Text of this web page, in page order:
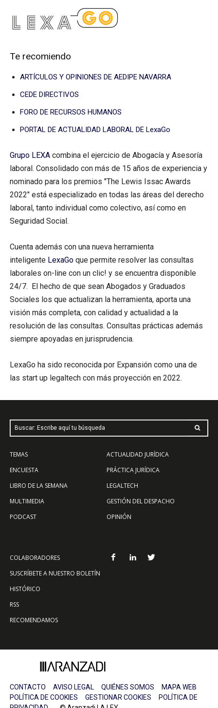
Te recomiendo
ARTÍCULOS Y OPINIONES DE AEDIPE NAVARRA
CEDE DIRECTIVOS
FORO DE RECURSOS HUMANOS
PORTAL DE ACTUALIDAD LABORAL DE LexaGo
Grupo LEXA combina el ejercicio de Abogacía y Asesoría
laboral. Consolidado con más de 15 años de experiencia y
nominado para los premios "The Lewis Issac Awards
2022" está especializado en todas las áreas del derecho
laboral, tanto individual como colectivo, así como en
Seguridad Social.
Cuenta además con una nueva herramienta
inteligente LexaGo que permite resolver las consultas
laborales on-line con un clic! y se encuentra disponible
24/7. El hecho de que sean Abogados y Graduados
Sociales los que actualizan la herramienta, aporta una
visión más completa, con calidad y actualidad a la
resolución de las consultas. Consultas prácticas además
siempre apoyadas en jurisprudencia.
LexaGo ha sido reconocida por Expansión como una de
las start up legaltech con más proyección en 2022.
Buscar: Escribe aquí tu búsqueda
TEMAS
ENCUESTA
LIBRO DE LA SEMANA
MULTIMEDIA
PODCAST
ACTUALIDAD JURÍDICA
PRÁCTICA JURÍDICA
LEGALTECH
GESTIÓN DEL DESPACHO
OPINIÓN
COLABORADORES
SUSCRÍBETE A NUESTRO BOLETÍN
HISTÓRICO
RSS
RECOMENDAMOS
CONTACTO AVISO LEGAL QUIÉNES SOMOS
MAPA WEB
POLÍTICA DE COOKIES
GESTIONAR COOKIES
POLÍTICA DE